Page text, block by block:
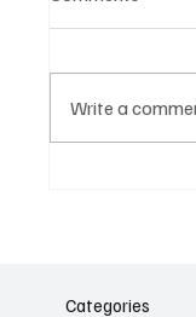
Write a
Categories